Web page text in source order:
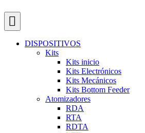
DISPOSITIVOS
Kits
Kits inicio
Kits Electrónicos
Kits Mecánicos
Kits Bottom Feeder
Atomizadores
RDA
RTA
RDTA